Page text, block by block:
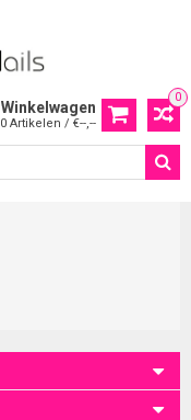
0
Winkelwagen
0 Artikelen / €--,--